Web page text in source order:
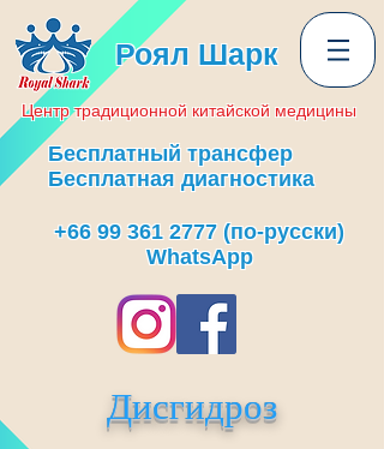
Роял Шарк
Центртрадиционной китайской медицины
Бесплатный трансфер
Бесплатная диагностика
+66 99 361 2777 (по-русски)
WhatsApp
Дисгидроз